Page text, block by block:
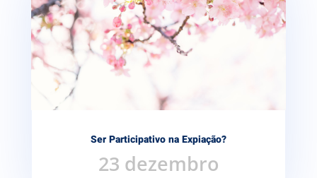
Ser Participativo na Expiação?
23 dezembro